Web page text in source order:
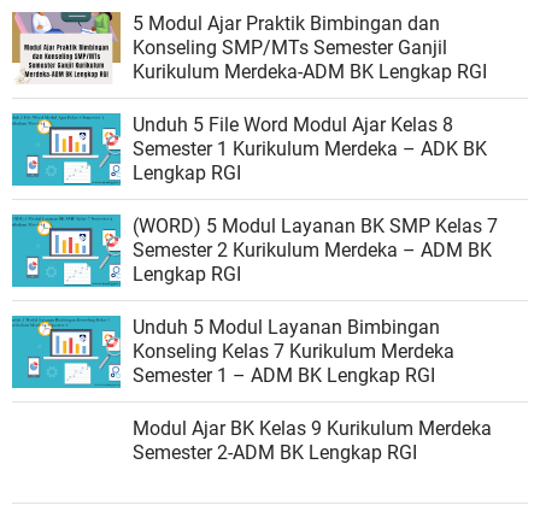
5 Modul Ajar Praktik Bimbingan dan
Konseling SMP/MTs Semester Ganjil
Kurikulum Merdeka-ADM BK Lengkap RGI
Unduh 5 File Word Modul Ajar Kelas 8
Semester 1 Kurikulum Merdeka – ADK BK
Lengkap RGI
(WORD) 5 Modul Layanan BK SMP Kelas 7
Semester 2 Kurikulum Merdeka – ADM BK
Lengkap RGI
Unduh 5 Modul Layanan Bimbingan
Konseling Kelas 7 Kurikulum Merdeka
Semester 1 – ADM BK Lengkap RGI
Modul Ajar BK Kelas 9 Kurikulum Merdeka
Semester 2-ADM BK Lengkap RGI